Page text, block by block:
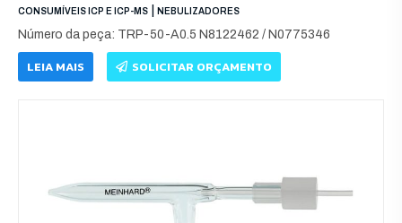
CONSUMÍVEIS ICP E ICP-MS NEBULIZADORES
Número da peça: TRP-50-A0.5 N8122462 / N0775346
LEIA MAIS SOLICITAR ORÇAMENTO